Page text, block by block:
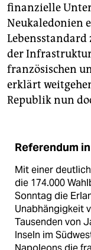
finanzielle
Neukaledonien
der
franzö­sischen
erklärt
Republik nun
Referendum
Mit einer
die 174.000
Sonntag die
Unabhängigkeit
Tausenden von
Inseln im